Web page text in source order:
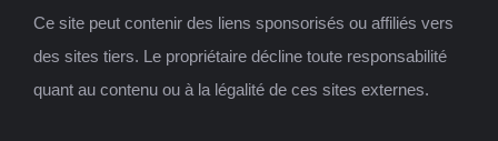
Ce site peut contenir des liens sponsorisés ou affiliés vers
des sites tiers. Le propriétaire décline toute responsabilité
quant au contenu ou à la légalité de ces sites externes.